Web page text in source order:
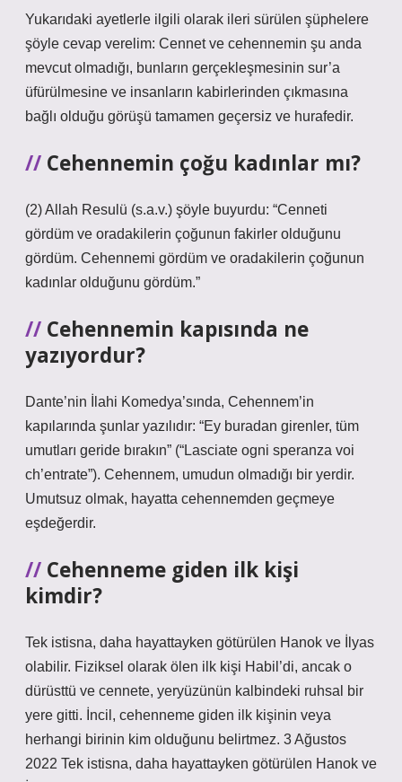
Yukarıdaki ayetlerle ilgili olarak ileri sürülen şüphelere
şöyle cevap verelim: Cennet ve cehennemin şu anda
mevcut olmadığı, bunların gerçekleşmesinin sur’a
üfürülmesine ve insanların kabirlerinden çıkmasına
bağlı olduğu görüşü tamamen geçersiz ve hurafedir.
Cehennemin çoğu kadınlar mı?
(2) Allah Resulü (s.a.v.) şöyle buyurdu: “Cenneti
gördüm ve oradakilerin çoğunun fakirler olduğunu
gördüm. Cehennemi gördüm ve oradakilerin çoğunun
kadınlar olduğunu gördüm.”
Cehennemin kapısında ne
yazıyordur?
Dante’nin İlahi Komedya’sında, Cehennem’in
kapılarında şunlar yazılıdır: “Ey buradan girenler, tüm
umutları geride bırakın” (“Lasciate ogni speranza voi
ch’entrate”). Cehennem, umudun olmadığı bir yerdir.
Umutsuz olmak, hayatta cehennemden geçmeye
eşdeğerdir.
Cehenneme giden ilk kişi
kimdir?
Tek istisna, daha hayattayken götürülen Hanok ve İlyas
olabilir. Fiziksel olarak ölen ilk kişi Habil’di, ancak o
dürüsttü ve cennete, yeryüzünün kalbindeki ruhsal bir
yere gitti. İncil, cehenneme giden ilk kişinin veya
herhangi birinin kim olduğunu belirtmez. 3 Ağustos
2022 Tek istisna, daha hayattayken götürülen Hanok ve